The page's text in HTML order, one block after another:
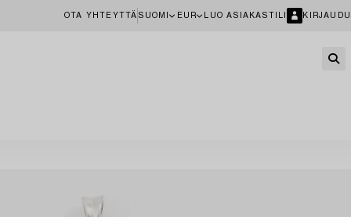
OTA YHTEYTTÄ SUOMI EUR LUO ASIAKASTILI KIRJAUDU